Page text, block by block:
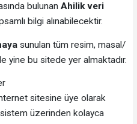
bulunan Ahilik veri
bilgi alınabilecektir.
sunulan tüm resim, masal/
yine bu sitede yer almaktadır.
sitesine üye olarak
sistem üzerinden kolayca